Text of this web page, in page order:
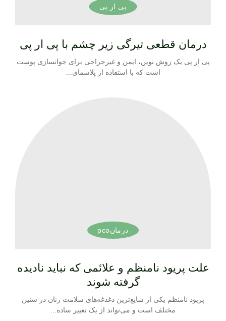
پی ار پی
درمان قطعی تیرگی زیر چشم با پی ار پی
پی ار پی یک روش نوین، ایمن و غیرجراحی برای جوانسازی پوست
است که با استفاده از پلاسمای...
درمانpco
علت پریود نامنظم و علائمی که نباید نادیده
گرفته شوند
پریود نامنظم یکی از شایع‌ترین دغدغه‌های سلامت زنان در سنین
مختلف است و می‌تواند از یک تغییر ساده...